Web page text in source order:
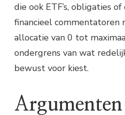
die ook ETF’s, obligaties
financieel commentatoren
allocatie van 0 tot
ondergrens van wat
bewust voor kiest.